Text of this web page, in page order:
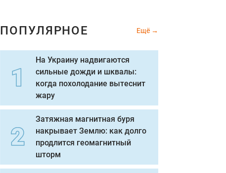
ПОПУЛЯРНОЕ Ещё
На Украину надвигаются
сильные дожди и шквалы:
когда похолодание вытеснит
жару
Затяжная магнитная буря
накрывает Землю: как долго
продлится геомагнитный
шторм